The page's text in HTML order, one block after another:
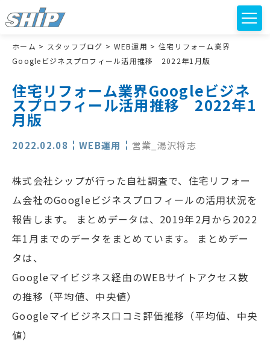
ホーム > スタッフブログ > WEB運用 > 住宅リフォーム業界
Googleビジネスプロフィール活用推移 2022年1月版
住宅リフォーム業界Googleビジネ
スプロフィール活用推移 2022年1
月版
2022.02.08 WEB運用 営業_湯沢将志
株式会社シップが行った自社調査で、住宅リフォー
ム会社のGoogleビジネスプロフィールの活用状況を
報告します。 まとめデータは、2019年2月から2022
年1月までのデータをまとめています。 まとめデー
タは、
Googleマイビジネス経由のWEBサイトアクセス数
の推移（平均値、中央値）
Googleマイビジネス口コミ評価推移（平均値、中央
値）